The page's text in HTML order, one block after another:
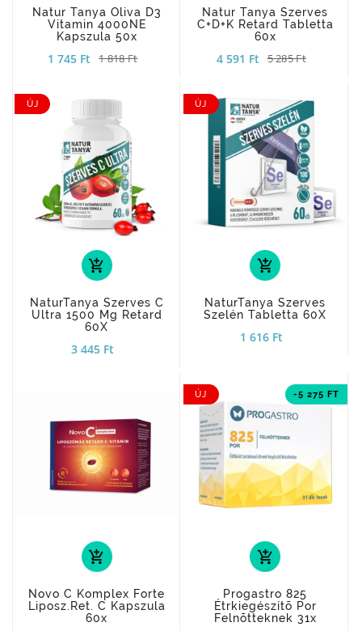
Natur Tanya Oliva D3
Vitamin 4000NE
Kapszula 50x
1 745 Ft 1 818 Ft
Natur Tanya Szerves
C+D+K Retard Tabletta
60x
4 591 Ft 5 285 Ft
ÚJ
add_shopping_cart
NaturTanya Szerves C
Ultra 1500 Mg Retard
60X
3 445 Ft
ÚJ
add_shopping_cart
NaturTanya Szerves
Szelén Tabletta 60X
1 616 Ft
add_shopping_cart
Novo C Komplex Forte
Liposz.ret. C Kapszula
60x
ÚJ -5 275 FT
add_shopping_cart
Progastro 825
Étrkiegészítõ Por
Felnõtteknek 31x